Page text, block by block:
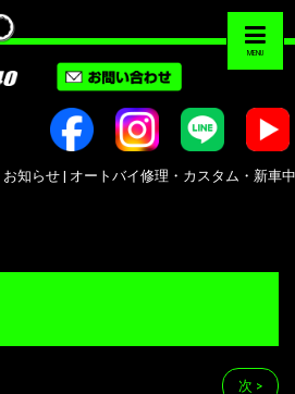
MENU
お知らせ | オートバイ修理・カスタム・新車中
次 >